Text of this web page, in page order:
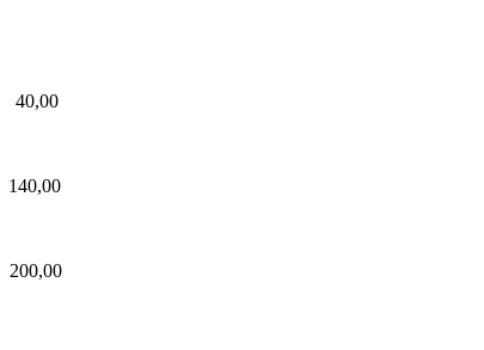
40,00
140,00
200,00